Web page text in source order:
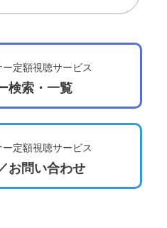
定額視聴サービス
検索・一覧
定額視聴サービス
お問い合わせ